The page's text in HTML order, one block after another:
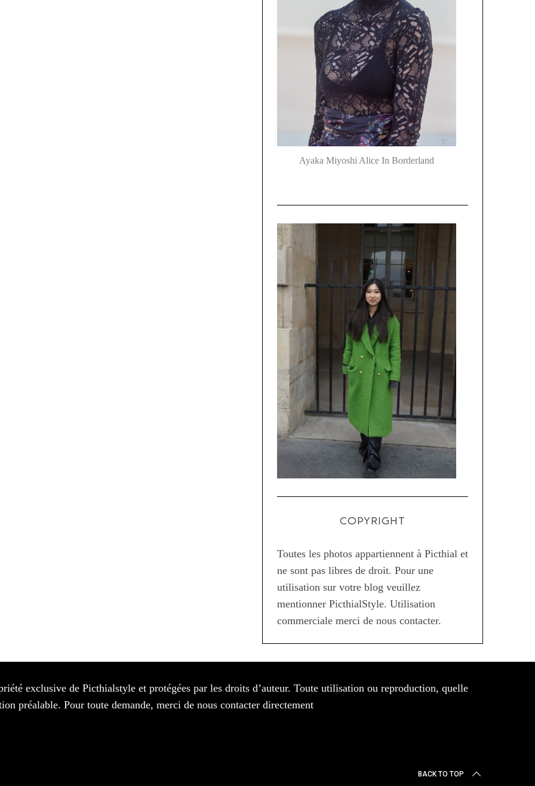
Ayaka Miyoshi Alice In Borderland
COPYRIGHT
Toutes les photos appartiennent à Picthial et
ne sont pas libres de droit. Pour une
utilisation sur votre blog veuillez
mentionner PicthialStyle. Utilisation
commerciale merci de nous contacter.
exclusive de Picthialstyle et protégées par les droits d’auteur. Toute utilisation ou reproduction, quelle
préalable. Pour toute demande, merci de nous contacter directement
BACK TO TOP